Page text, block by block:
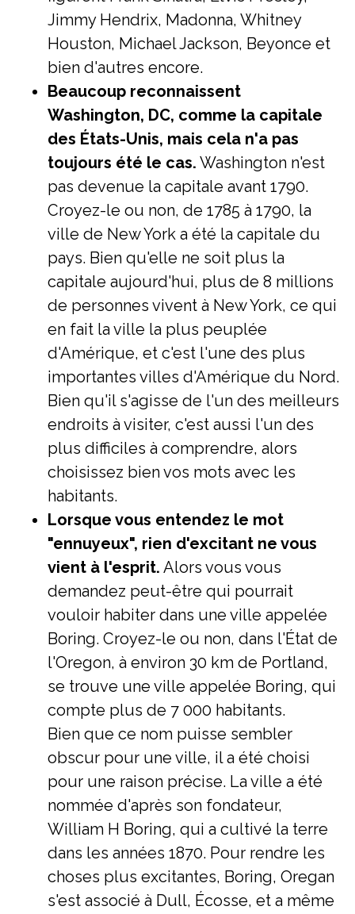
Jimmy Hendrix, Madonna, Whitney
Houston, Michael Jackson, Beyonce et
bien d'autres encore.
Beaucoup reconnaissent
Washington, DC, comme la capitale
des États-Unis, mais cela n'a pas
toujours été le cas. Washington n'est
pas devenue la capitale avant 1790.
Croyez-le ou non, de 1785 à 1790, la
ville de New York a été la capitale du
pays. Bien qu'elle ne soit plus la
capitale aujourd'hui, plus de 8 millions
de personnes vivent à New York, ce qui
en fait la ville la plus peuplée
d'Amérique, et c'est l'une des plus
importantes villes d'Amérique du Nord.
Bien qu'il s'agisse de l'un des meilleurs
endroits à visiter, c'est aussi l'un des
plus difficiles à comprendre, alors
choisissez bien vos mots avec les
habitants.
Lorsque vous entendez le mot
"ennuyeux", rien d'excitant ne vous
vient à l'esprit. Alors vous vous
demandez peut-être qui pourrait
vouloir habiter dans une ville appelée
Boring. Croyez-le ou non, dans l'État de
l'Oregon, à environ 30 km de Portland,
se trouve une ville appelée Boring, qui
compte plus de 7 000 habitants.
Bien que ce nom puisse sembler
obscur pour une ville, il a été choisi
pour une raison précise. La ville a été
nommée d'après son fondateur,
William H Boring, qui a cultivé la terre
dans les années 1870. Pour rendre les
choses plus excitantes, Boring, Oregan
s'est associé à Dull, Écosse, et a même